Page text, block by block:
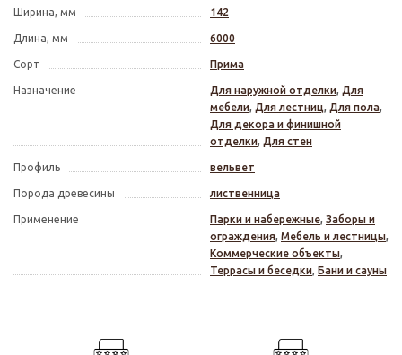
Ширина, мм 142
Длина, мм 6000
Сорт Прима
Назначение Для наружной отделки, Для
мебели, Для лестниц, Для пола,
Для декора и финишной
отделки, Для стен
Профиль вельвет
Порода древесины лиственница
Применение Парки и набережные, Заборы и
ограждения, Мебель и лестницы,
Коммерческие объекты,
Террасы и беседки, Бани и сауны